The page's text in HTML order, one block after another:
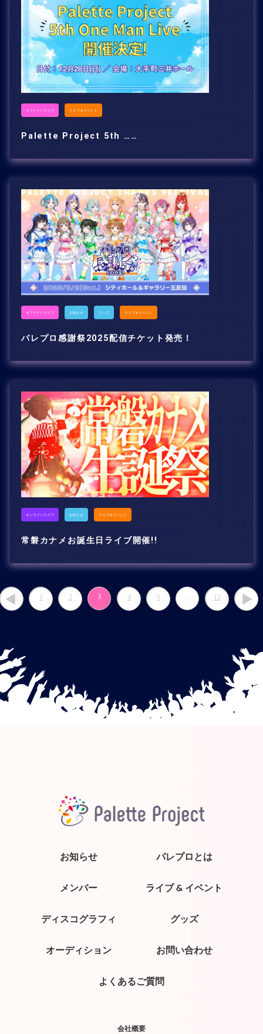
オフラインライブ ライブ＆イベント
Palette Project 5th ……
オフラインライブ お知らせ グッズ ライブ＆イベント
パレプロ感謝祭2025配信チケット発売！
オンラインライブ お知らせ ライブ＆イベント
常磐カナメお誕生日ライブ開催!!
1 2 3 4 5 … 12
お知らせ パレプロとは
メンバー ライブ & イベント
ディスコグラフィ グッズ
オーディション お問い合わせ
よくあるご質問
会社概要